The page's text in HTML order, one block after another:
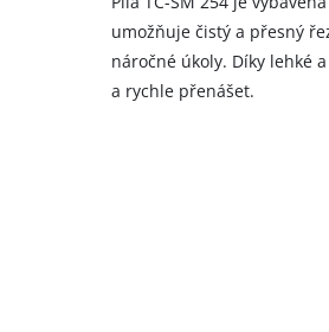
CMP
to
add
this
umožňuje čistý a přesný
náročné úkoly. Díky lehké
a rychle přenášet.